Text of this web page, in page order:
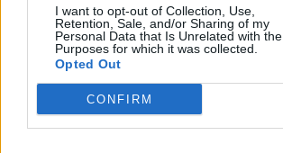
I want to opt-out of Collection, Use,
Retention, Sale, and/or Sharing of my
Personal Data that Is Unrelated with the
Purposes for which it was collected.
Opted Out
CONFIRM